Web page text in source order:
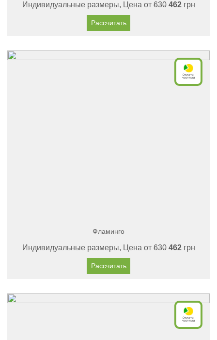
Индивидуальные размеры, Цена от630 462грн
Рассчитать
Фламинго
Индивидуальные размеры, Цена от630 462грн
Рассчитать